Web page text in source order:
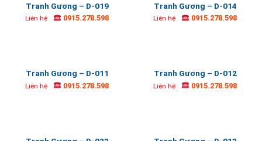
Tranh Gương – D-019
Liên hệ 0915.278.598
Tranh Gương – D-014
Liên hệ 0915.278.598
Tranh Gương – D-011
Liên hệ 0915.278.598
Tranh Gương – D-012
Liên hệ 0915.278.598